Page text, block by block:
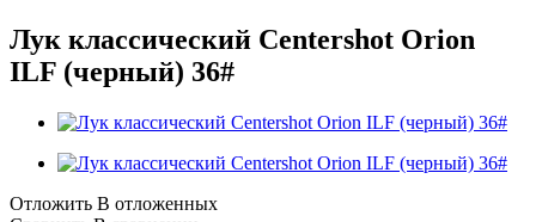
Лук классический Centershot Orion
ILF (черный) 36#
Отложить В отложенных